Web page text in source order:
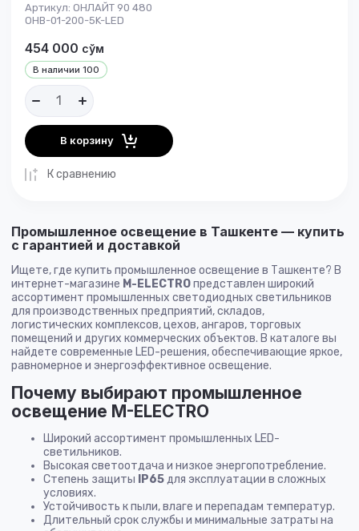
Артикул: ОНЛАЙТ 90 480
OHB-01-200-5K-LED
В наличии 100
454 000 сўм
В корзину
К сравнению
Промышленное освещение в Ташкенте — купить
с гарантией и доставкой
Ищете, где купить промышленное освещение в Ташкенте? В
интернет-магазине M-ELECTROпредставлен широкий
ассортимент промышленных светодиодных светильников
для производственных предприятий, складов,
логистических комплексов, цехов, ангаров, торговых
помещений и других коммерческих объектов. В каталоге вы
найдете современные LED-решения, обеспечивающие яркое,
равномерное и энергоэффективное освещение.
Почему выбирают промышленное
освещение M-ELECTRO
Широкий ассортимент промышленных LED-
светильников.
Высокая светоотдача и низкое энергопотребление.
Степень защиты
IP65для эксплуатации в сложных
условиях.
Устойчивость к пыли, влаге и перепадам температур.
Длительный срок службы и минимальные затраты на